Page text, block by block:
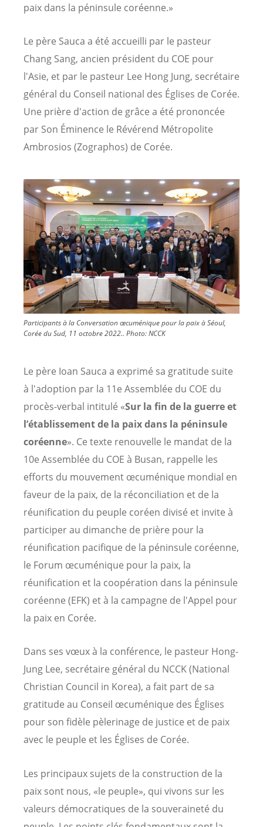
paix dans la péninsule coréenne.»
Le père Sauca a été accueilli par le pasteur
Chang Sang, ancien président du COE pour
l'Asie, et par le pasteur Lee Hong Jung, secrétaire
général du Conseil national des Églises de Corée.
Une prière d'action de grâce a été prononcée
par Son Éminence le Révérend Métropolite
Ambrosios (Zographos) de Corée.
Image
Participants à la Conversation œcuménique pour la paix à Séoul,
Corée du Sud, 11 octobre 2022.. Photo:NCCK
Le père Ioan Sauca a exprimé sa gratitude suite
à l'adoption par la 11e Assemblée du COE du
procès-verbal intitulé «Sur la fin de la guerre et
l’établissement de la paix dans la péninsule
coréenne». Ce texte renouvelle le mandat de la
10e Assemblée du COE à Busan, rappelle les
efforts du mouvement œcuménique mondial en
faveur de la paix, de la réconciliation et de la
réunification du peuple coréen divisé et invite à
participer au dimanche de prière pour la
réunification pacifique de la péninsule coréenne,
le Forum œcuménique pour la paix, la
réunification et la coopération dans la péninsule
coréenne (EFK) et à la campagne de l'Appel pour
la paix en Corée.
Dans ses vœux à la conférence, le pasteur Hong-
Jung Lee, secrétaire général du NCCK (National
Christian Council in Korea), a fait part de sa
gratitude au Conseil œcuménique des Églises
pour son fidèle pèlerinage de justice et de paix
avec le peuple et les Églises de Corée.
Les principaux sujets de la construction de la
paix sont nous, «le peuple», qui vivons sur les
valeurs démocratiques de la souveraineté du